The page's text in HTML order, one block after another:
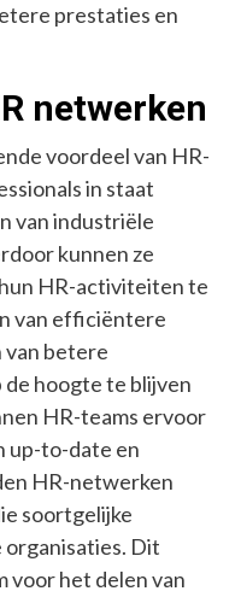
prestaties en
netwerken
voordeel van HR-
in staat
van industriële
kunnen ze
HR-activiteiten te
van efficiëntere
betere
hoogte te blijven
HR-teams ervoor
up-to-date en
HR-netwerken
soortgelijke
organisaties. Dit
voor het delen van